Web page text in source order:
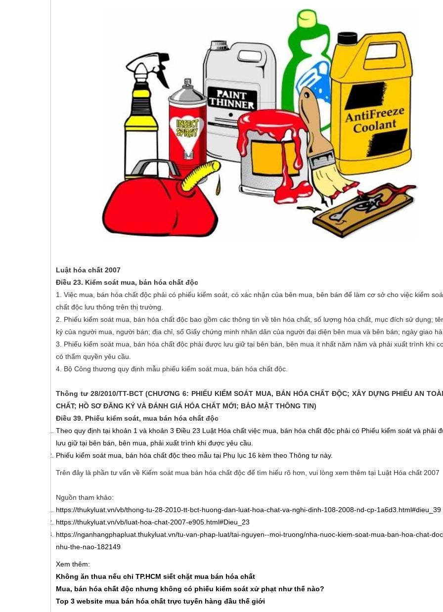
Luật hóa chất 2007
Điều 23. Kiểm soát mua, bán hóa chất độc
1. Việc mua, bán hóa chất độc phải có phiếu kiểm soát, có xác nhận của bên mua, bên bán để làm cơ sở cho việc kiểm
chất độc lưu thông trên thị trường.
2. Phiếu kiểm soát mua, bán hóa chất độc bao gồm các thông tin về tên hóa chất, số lượng hóa chất, mục đích sử dụng;
ký của người mua, người bán; địa chỉ, số Giấy chứng minh nhân dân của người đại diện bên mua và bên bán; ngày giao
3. Phiếu kiểm soát mua, bán hóa chất độc phải được lưu giữ tại bên bán, bên mua ít nhất năm năm và phải xuất trình khi
có thẩm quyền yêu cầu.
4. Bộ Công thương quy định mẫu phiếu kiểm soát mua, bán hóa chất độc.
Thông tư 28/2010/TT-BCT (CHƯƠNG 6: PHIẾU KIỂM SOÁT MUA, BÁN HÓA CHẤT ĐỘC; XÂY DỰNG PHIẾU AN
CHẤT; HỒ SƠ ĐĂNG KÝ VÀ ĐÁNH GIÁ HÓA CHẤT MỚI; BẢO MẬT THÔNG TIN)
Điều 39. Phiếu kiểm soát, mua bán hóa chất độc
Theo quy định tại khoản 1 và khoản 3 Điều 23 Luật Hóa chất việc mua, bán hóa chất độc phải có Phiếu kiểm soát và phải
lưu giữ tại bên bán, bên mua, phải xuất trình khi được yêu cầu.
Phiếu kiểm soát mua, bán hóa chất độc theo mẫu tại Phụ lục 16 kèm theo Thông tư này.
Trên đây là phần tư vấn về Kiểm soát mua bán hóa chất độc để tìm hiểu rõ hơn, vui lòng xem thêm tại Luật Hóa chất 2007
Nguồn tham khảo:
https://thukyluat.vn/vb/thong-tu-28-2010-tt-bct-huong-dan-luat-hoa-chat-va-nghi-dinh-108-2008-nd-cp-1a6d3.html#dieu_39
https://thukyluat.vn/vb/luat-hoa-chat-2007-e905.html#Dieu_23
https://nganhangphapluat.thukyluat.vn/tu-van-phap-luat/tai-nguyen--moi-truong/nha-nuoc-kiem-soat-mua-ban-hoa-chat-
nhu-the-nao-182149
Xem thêm:
Không ăn thua nếu chỉ TP.HCM siết chặt mua bán hóa chất
Mua, bán hóa chất độc nhưng không có phiếu kiểm soát xử phạt như thế nào?
Top 3 website mua bán hóa chất trực tuyến hàng đầu thế giới